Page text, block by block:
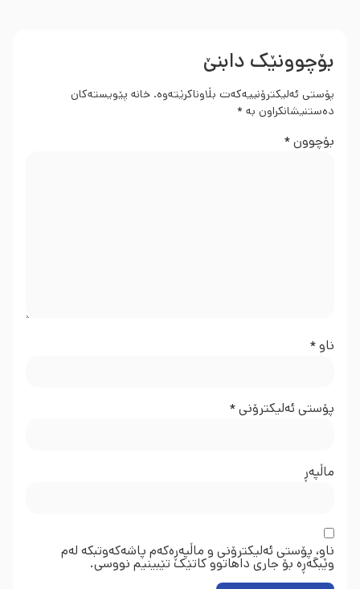
بۆچوونێک دابنێ
پۆستی ئەلیکترۆنییەکەت بڵاوناکرێتەوە. خانە پێویستەکان
دەستنیشانکراون بە *
بۆچوون*
ناو*
پۆستی ئەلیکترۆنی*
ماڵپه‌ڕ
ناو، پۆستی ئەلیکترۆنی و ماڵپەڕەکەم پاشەکەوتبکە لەم
وێبگەڕە بۆ جاری داهاتوو کاتێک تێبینیم نووسی.